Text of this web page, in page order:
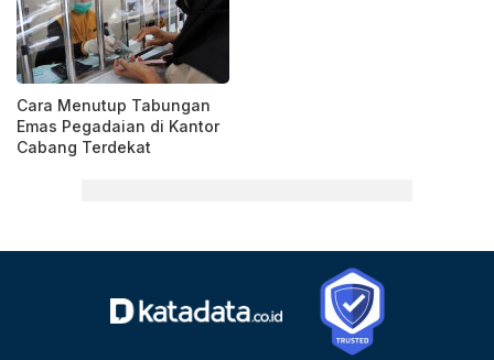
Cara Menutup Tabungan
Emas Pegadaian di Kantor
Cabang Terdekat